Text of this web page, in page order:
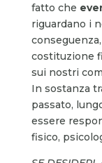
fatto che
riguardano i
costituzione
sui nostri
In sostanza
passato,
essere
fisico,